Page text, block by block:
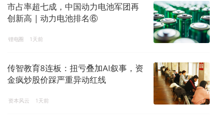
市占率超七成，中国动力电池军团再
创新高 | 动力电池排名⑥
锂电圈 1天前
传智教育8连板：扭亏叠加AI叙事，资
金疯炒股价踩严重异动红线
资本风云 1天前